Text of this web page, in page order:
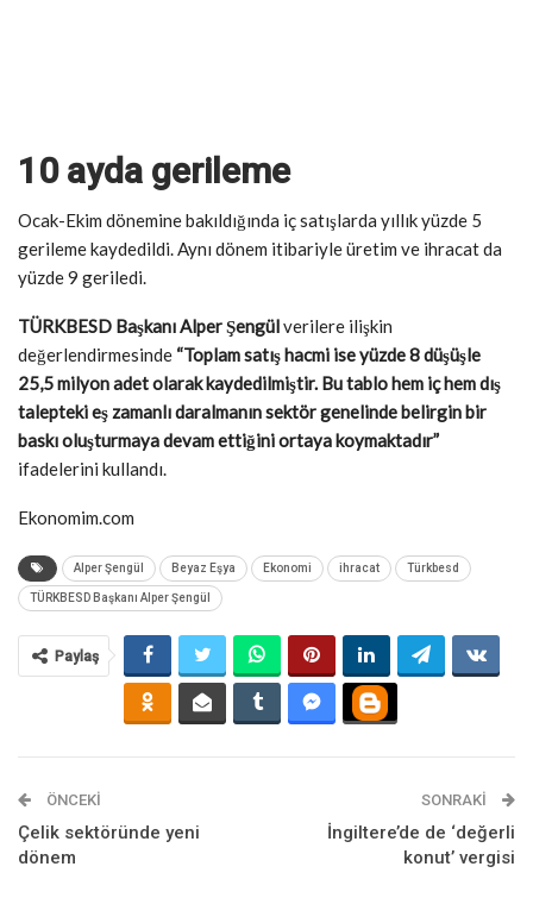
10 ayda gerileme
Ocak-Ekim dönemine bakıldığında iç satışlarda yıllık yüzde 5
gerileme kaydedildi. Aynı dönem itibariyle üretim ve ihracat da
yüzde 9 geriledi.
TÜRKBESD Başkanı Alper Şengülverilere ilişkin
değerlendirmesinde “Toplam satış hacmi ise yüzde 8 düşüşle
25,5 milyon adet olarak kaydedilmiştir. Bu tablo hem iç hem dış
talepteki eş zamanlı daralmanın sektör genelinde belirgin bir
baskı oluşturmaya devam ettiğini ortaya koymaktadır”
ifadelerini kullandı.
Ekonomim.com
Alper Şengül Beyaz Eşya Ekonomi ihracat Türkbesd
TÜRKBESD Başkanı Alper Şengül
Paylaş
ÖNCEKI
Çelik sektöründe yeni
dönem
SONRAKI
İngiltere’de de ‘değerli
konut’ vergisi